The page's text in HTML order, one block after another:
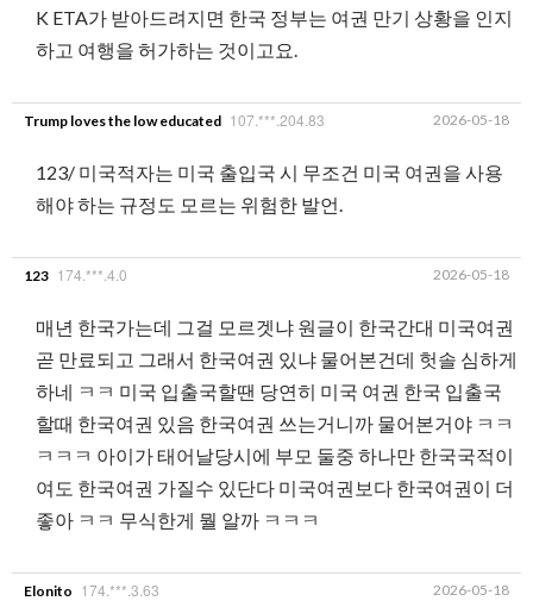
K ETA가 받아드려지면 한국 정부는 여권 만기 상황을 인지
하고 여행을 허가하는 것이고요.
Trump loves the low educated 107.***.204.83 2026-05-18
123/ 미국적자는 미국 출입국 시 무조건 미국 여권을 사용
해야 하는 규정도 모르는 위험한 발언.
123 174.***.4.0 2026-05-18
매년 한국가는데 그걸 모르겟냐 원글이 한국간대 미국여권
곧 만료되고 그래서 한국여권 있냐 물어본건데 헛솔 심하게
하네 ㅋㅋ 미국 입출국할땐 당연히 미국 여권 한국 입출국
할때 한국여권 있음 한국여권 쓰는거니까 물어본거야 ㅋㅋ
ㅋㅋㅋ 아이가 태어날당시에 부모 둘중 하나만 한국국적이
여도 한국여권 가질수 있단다 미국여권보다 한국여권이 더
좋아 ㅋㅋ 무식한게 뭘 알까 ㅋㅋㅋ
Elonito 174.***.3.63 2026-05-18